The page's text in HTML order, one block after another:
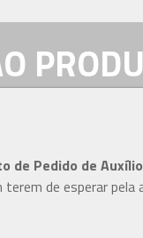
de Pedido de
terem de esperar